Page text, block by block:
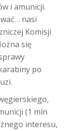
i amunicji.
nasi
Komisji
się
po
(1 mln
interesu,